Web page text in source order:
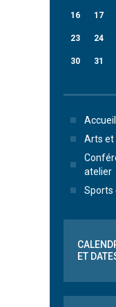
16 17
23 24
30 31
Arts et
atelier
Sports
ET